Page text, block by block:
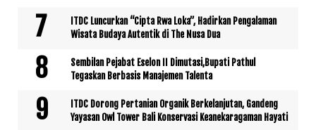
ITDC Luncurkan “Cipta Rwa Loka”, Hadirkan Pengalaman
Wisata Budaya Autentik di The Nusa Dua
Sembilan Pejabat Eselon II Dimutasi,Bupati Pathul
Tegaskan Berbasis Manajemen Talenta
ITDC Dorong Pertanian Organik Berkelanjutan, Gandeng
Yayasan Owl Tower Bali Konservasi Keanekaragaman Hayati